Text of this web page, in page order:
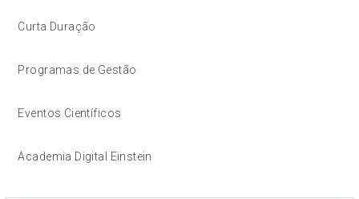
Curta Duração
Programas de Gestão
Eventos Científicos
Academia Digital Einstein